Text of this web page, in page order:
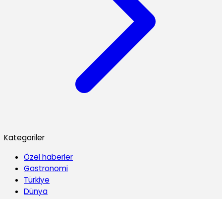
Kategoriler
Özel haberler
Gastronomi
Türkiye
Dünya